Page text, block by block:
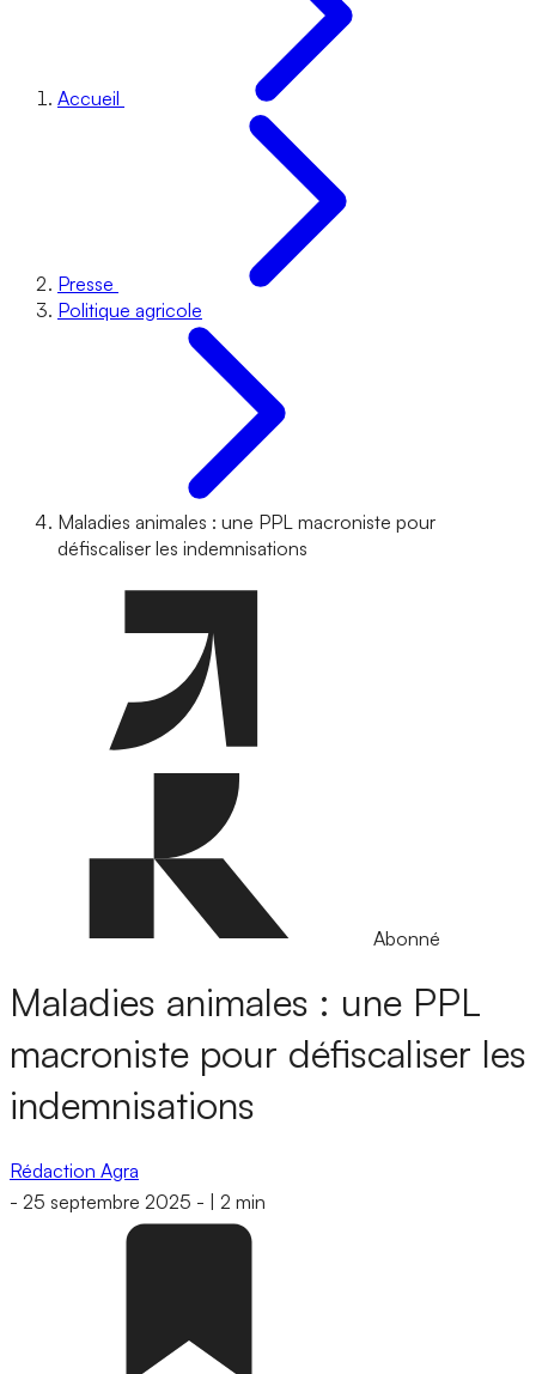
Accueil
Presse
Politique agricole
Maladies animales : une PPL macroniste pour
défiscaliser les indemnisations
Abonné
Maladies animales : une PPL
macroniste pour défiscaliser les
indemnisations
Rédaction Agra
- 25 septembre 2025 - 2 min